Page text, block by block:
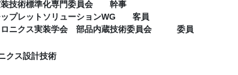
技術標準化専門委員会 幹事
プレットソリューションWG 客員
ロニクス実装学会 部品内蔵技術委員会 委員
クス設計技術